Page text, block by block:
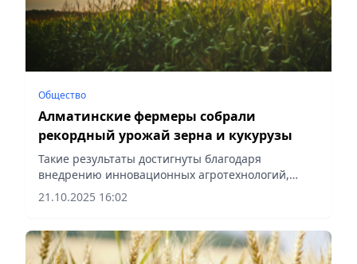
Общество
Алматинские фермеры собрали
рекордный урожай зерна и кукурузы
Такие результаты достигнуты благодаря
внедрению инновационных агротехнологий,
сообщает Vecher.kz.
21.10.2025 16:02